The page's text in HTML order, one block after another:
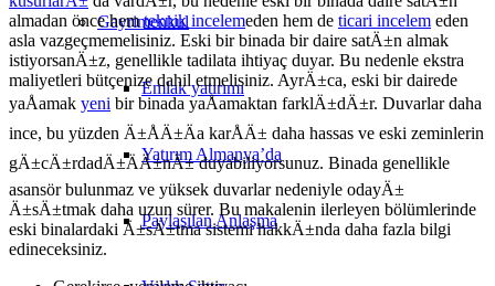
Gayrimenkul
Emlak yatırımı
Yatırım Almanya’da
Paylaşılan Anlaşma
almadan önce hemteknik incelemeden hem de ticari incelem eden
asla vazgeçmemelisiniz. Eski bir binada bir daire satÄ±n almak
istiyorsanÄ±z, genellikle tadilata ihtiyaç duyar. Bu nedenle ekstra
maliyetleri bütçenize dahil etmelisiniz. AyrÄ±ca, eski bir dairede
yaÅamak yeni bir binada yaÅamaktan farklÄ±dÄ±r. Duvarlar daha
ince, bu yüzden Ä±ÅÄ±Äa karÅÄ± daha hassas ve eski zeminlerin
gÄ±cÄ±rdadÄ±ÄÄ±nÄ± duyabiliyorsunuz. Binada genellikle
asansör bulunmaz ve yüksek duvarlar nedeniyle odayÄ±
Ä±sÄ±tmak daha uzun sürer. Bu makalenin ilerleyen bölümlerinde
eski binalardaki Ä±sÄ±tma sistemi hakkÄ±nda daha fazla bilgi
edineceksiniz.